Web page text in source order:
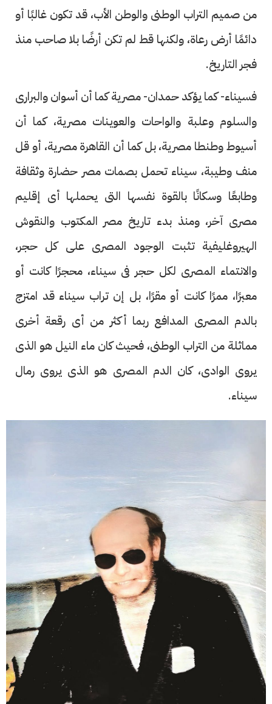
من صميم التراب الوطنى والوطن الأب، قد تكون غالبًا أو
دائمًا أرض رعاة، ولكنها قط لم تكن أرضًا بلا صاحب منذ
فجر التاريخ.
فسيناء- كما يؤكد حمدان- مصرية كما أن أسوان والبرارى
والسلوم وعلبة والواحات والعوينات مصرية، كما أن
أسيوط وطنطا مصرية، بل كما أن القاهرة مصرية، أو قل
منف وطيبة، سيناء تحمل بصمات مصر حضارة وثقافة
وطابعًا وسكانًا بالقوة نفسها التى يحملها أى إقليم
مصرى آخر، ومنذ بدء تاريخ مصر المكتوب والنقوش
الهيروغليفية تثبت الوجود المصرى على كل حجر،
والانتماء المصرى لكل حجر فى سيناء، محجرًا كانت أو
معبرًا، ممرًا كانت أو مقرًا، بل إن تراب سيناء قد امتزج
بالدم المصرى المدافع ربما أكثر من أى رقعة أخرى
مماثلة من التراب الوطنى، فحيث كان ماء النيل هو الذى
يروى الوادى، كان الدم المصرى هو الذى يروى رمال
سيناء.